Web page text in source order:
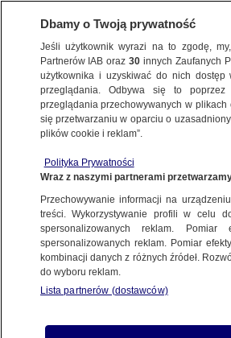
ŚWIAT
Ameryki". Na liście nie ma
czy San Francisco
17.11.2023, 10:55
Udostępnij
Dbamy o Twoją prywatność
Jeśli użytkownik wyrazi na to zgodę,
Partnerów IAB oraz30 innych Zaufanych
użytkownika i uzyskiwać do nich
przeglądania. Odbywa się to
przeglądania przechowywanych w
się przetwarzaniu w oparciu o
plików cookie i reklam”.
Polityka Prywatności
Wraz z naszymi partnerami
Przechowywanie informacji na
treści. Wykorzystywanie profili w celu
spersonalizowanych reklam.
spersonalizowanych reklam. Pomiar
kombinacji danych z różnych źródeł.
do wyboru reklam.
Lista partnerów (dostawców)